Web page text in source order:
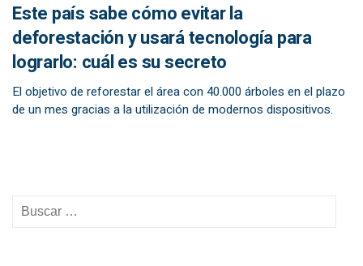
Este país sabe cómo evitar la
deforestación y usará tecnología para
lograrlo: cuál es su secreto
El objetivo de reforestar el área con 40.000 árboles en el plazo
de un mes gracias a la utilización de modernos dispositivos.